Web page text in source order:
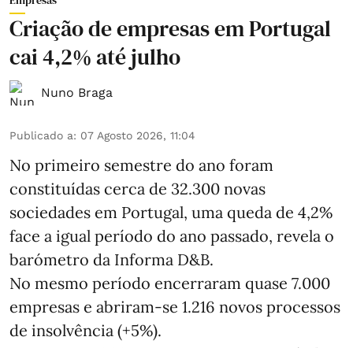
Criação de empresas em Portugal
cai 4,2% até julho
Nuno Braga
Publicado a: 07 Agosto 2026, 11:04
No primeiro semestre do ano foram
constituídas cerca de 32.300 novas
sociedades em Portugal, uma queda de 4,2%
face a igual período do ano passado, revela o
barómetro da Informa D&B.
No mesmo período encerraram quase 7.000
empresas e abriram‑se 1.216 novos processos
de insolvência (+5%).